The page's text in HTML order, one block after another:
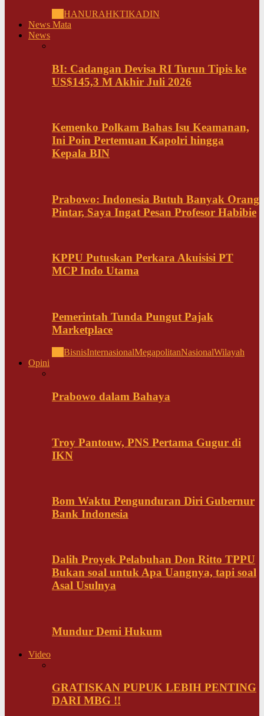
HANURAHKTIKADIN
News Mata
News
BI: Cadangan Devisa RI Turun Tipis ke
US$145,3 M Akhir Juli 2026
Kemenko Polkam Bahas Isu Keamanan,
Ini Poin Pertemuan Kapolri hingga
Kepala BIN
Prabowo: Indonesia Butuh Banyak Orang
Pintar, Saya Ingat Pesan Profesor Habibie
KPPU Putuskan Perkara Akuisisi PT
MCP Indo Utama
Pemerintah Tunda Pungut Pajak
Marketplace
BisnisInternasionalMegapolitanNasionalWilayah
Opini
Prabowo dalam Bahaya
Troy Pantouw, PNS Pertama Gugur di
IKN
Bom Waktu Pengunduran Diri Gubernur
Bank Indonesia
Dalih Proyek Pelabuhan Don Ritto TPPU
Bukan soal untuk Apa Uangnya, tapi soal
Asal Usulnya
Mundur Demi Hukum
Video
GRATISKAN PUPUK LEBIH PENTING
DARI MBG !!